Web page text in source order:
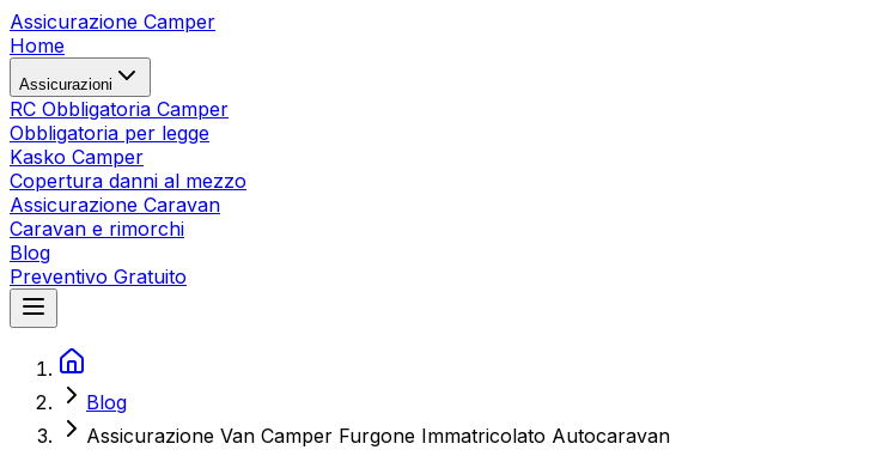
Assicurazione Camper
Home
Assicurazioni
RC Obbligatoria Camper
Obbligatoria per legge
Kasko Camper
Copertura danni al mezzo
Assicurazione Caravan
Caravan e rimorchi
Blog
Preventivo Gratuito
Blog
Assicurazione Van Camper Furgone Immatricolato Autocaravan